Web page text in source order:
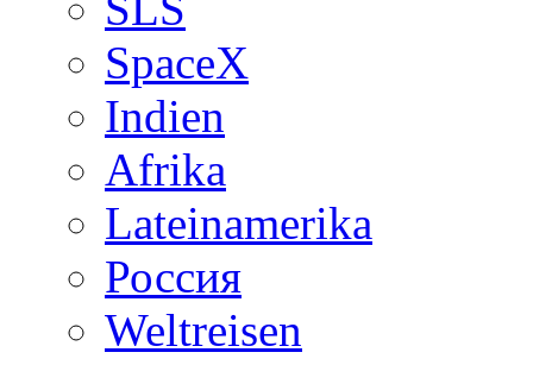
SpaceX
Indien
Afrika
Lateinamerika
Россия
Weltreisen